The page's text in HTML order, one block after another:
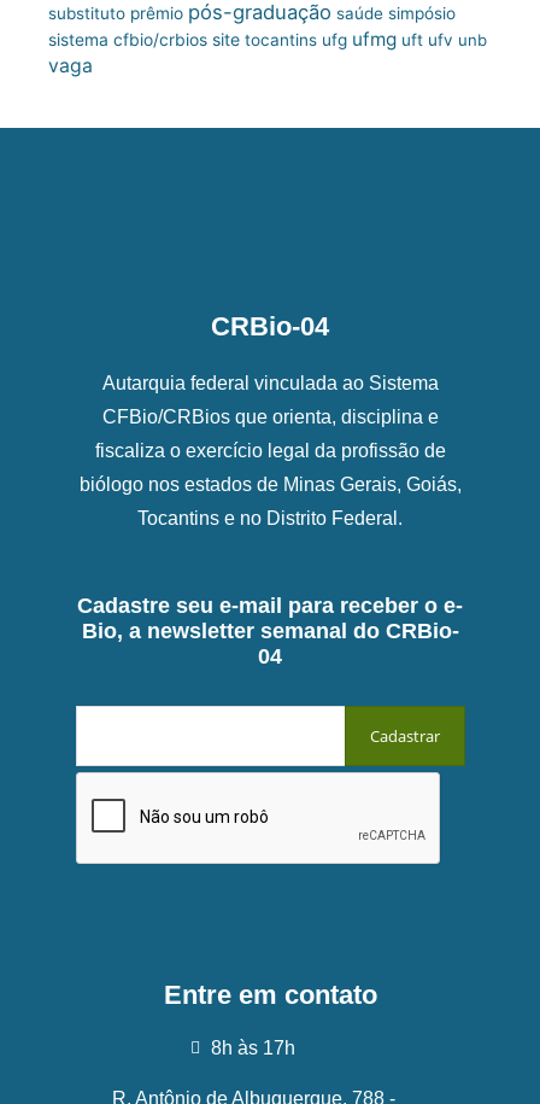
substituto prêmio pós-graduação saúde simpósio
sistema cfbio/crbios site tocantins ufg ufmg uft ufv unb
vaga
CRBio-04
Autarquia federal vinculada ao Sistema
CFBio/CRBios que orienta, disciplina e
fiscaliza o exercício legal da profissão de
biólogo nos estados de Minas Gerais, Goiás,
Tocantins e no Distrito Federal.
Cadastre seu e-mail para receber o e-
Bio, a newsletter semanal do CRBio-
04
Entre em contato
8h às 17h
R. Antônio de Albuquerque, 788 -